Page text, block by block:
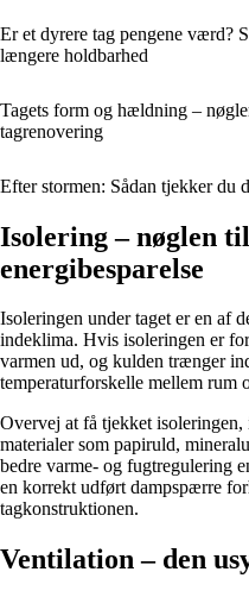
Er et dyrere tag pengene værd?
længere holdbarhed
Tagets form og hældning –
tagrenovering
Efter stormen: Sådan tjekker du
Isolering – nøglen
energibesparelse
Isoleringen under taget er en af
indeklima. Hvis isoleringen er
varmen ud, og kulden trænger
temperaturforskelle mellem rum
Overvej at få tjekket
materialer som papiruld,
bedre varme- og fugtregulering
en korrekt udført dampspærre
tagkonstruktionen.
Ventilation – den